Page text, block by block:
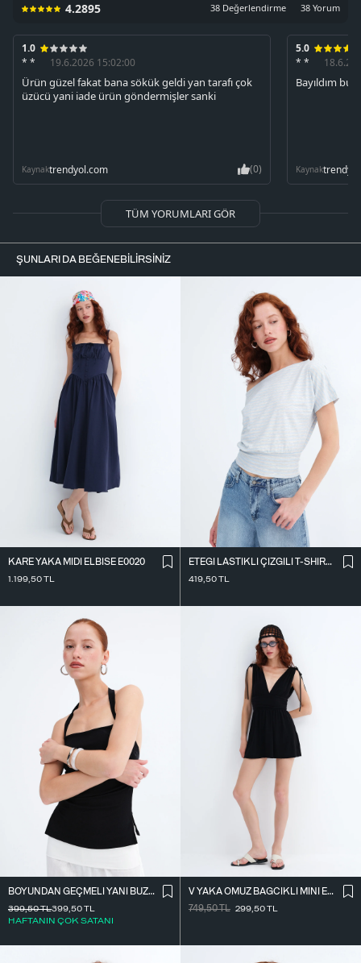
4.2895 38 Değerlendirme 38 Yorum
1.0
* *
19.6.2026 15:02:00
Ürün güzel fakat bana sökük geldi yan tarafı çok
üzücü yani iade ürün göndermişler sanki
Kaynaktrendyol.com (0)
5.0
* *
Bayıldım
Kaynak
TÜM YORUMLARI GÖR
ŞUNLARI DA BEĞENEBILIRSINIZ
KARE YAKA MIDI ELBISE E0020
1.199,50TL
ETEĞI LASTIKLI ÇIZGILI T-SHIRT P10733
419,50TL
BOYUNDAN GEÇMELI YANI BÜZGÜLÜ BLUZ A390
399,50TL
HAFTANIN ÇOK SATANI
399,50TL
V YAKA OMUZ BAĞCIKLI MINI ELBISE E3394
749,50TL 299,50TL